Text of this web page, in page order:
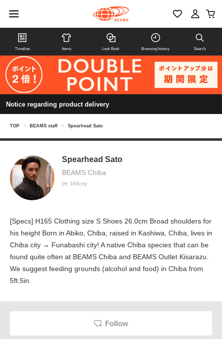
Timeline Items Look Book Browsing history Search
Notice regarding product delivery
TOP > BEAMS staff > Spearhead Sato
Spearhead Sato
BEAMS Chiba
(H: 165cm)
[Specs] H165 Clothing size S Shoes 26.0cm Broad shoulders for
his height Born in Abiko, Chiba, raised in Kashiwa, Chiba, lives in
Chiba city → Funabashi city! A native Chiba species that can be
found quite often at BEAMS Chiba and BEAMS Outlet Kisarazu.
We suggest feeding grounds (alcohol and food) in Chiba from
5ft.5in.
Follow